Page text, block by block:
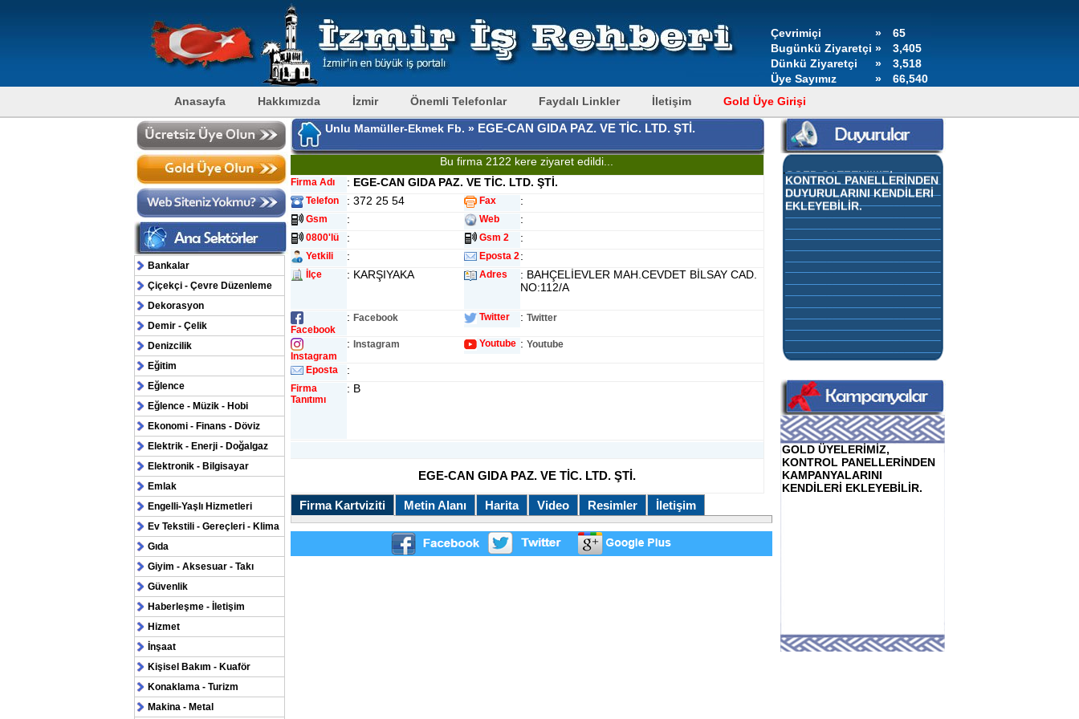
Çevrimiçi »
65
Bugünkü Ziyaretçi »
3,405
Dünkü Ziyaretçi
»
3,518
Üye Sayımız
»
66,540
Anasayfa
Hakkımızda İzmir Önemli Telefonlar Faydalı Linkler İletişim Gold Üye Girişi
Bankalar
Çiçekçi - Çevre Düzenleme
Dekorasyon
Demir - Çelik
Denizcilik
Eğitim
Eğlence
Eğlence - Müzik - Hobi
Ekonomi - Finans - Döviz
Elektrik - Enerji - Doğalgaz
Elektronik - Bilgisayar
Emlak
Engelli-Yaşlı Hizmetleri
Ev Tekstili - Gereçleri - Klima
Gıda
Giyim - Aksesuar - Takı
Güvenlik
Haberleşme - İletişim
Hizmet
İnşaat
Kişisel Bakım - Kuaför
Konaklama - Turizm
Makina - Metal
Unlu Mamüller-Ekmek Fb. » EGE-CAN GIDA PAZ. VE TİC. LTD. ŞTİ.
Bu firma 2122 kere ziyaret edildi...
Firma Adı : EGE-CAN GIDA PAZ. VE TİC. LTD. ŞTİ.
Telefon : 372 25 54 Fax :
Gsm : Web :
0800'lü : Gsm 2 :
Yetkili : Eposta 2:
İlçe : KARŞIYAKA Adres
: BAHÇELİEVLER MAH.CEVDET BİLSAY CAD.
NO:112/A
Facebook
: Facebook Twitter : Twitter
Instagram
: Instagram Youtube : Youtube
Eposta :
Firma
Tanıtımı
: B
EGE-CAN GIDA PAZ. VE TİC. LTD. ŞTİ.
Firma Kartviziti Metin Alanı Harita Video Resimler İletişim
GOLD ÜYELERİMİZ,
KONTROL PANELLERİNDEN
DUYURULARINI KENDİLERİ
EKLEYEBİLİR.
GOLD ÜYELERİMİZ,
KONTROL PANELLERİNDEN
KAMPANYALARINI
KENDİLERİ EKLEYEBİLİR.